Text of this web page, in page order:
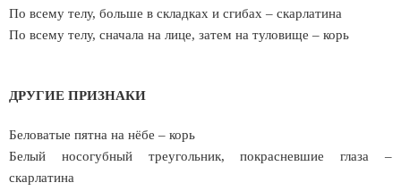
По всему телу, больше в складках и сгибах – скарлатина
По всему телу, сначала на лице, затем на туловище – корь
ДРУГИЕ ПРИЗНАКИ
Беловатые пятна на нёбе – корь
Белый носогубный треугольник, покрасневшие глаза –
скарлатина